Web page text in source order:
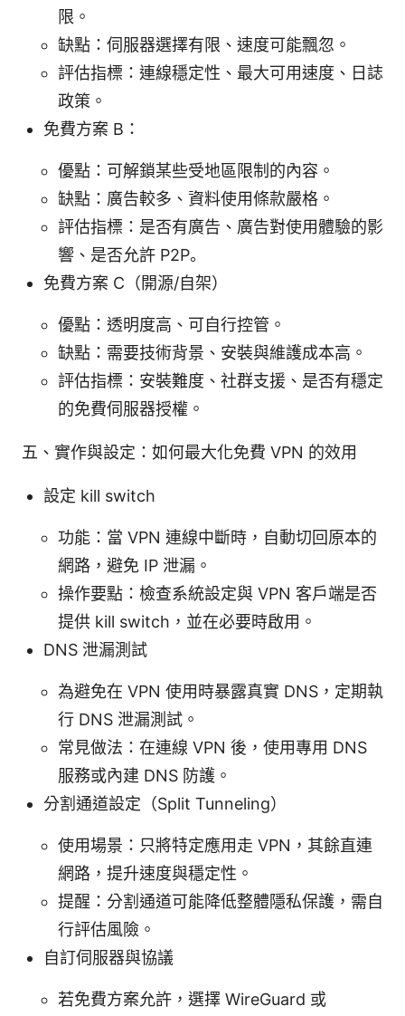
限。
缺點：伺服器選擇有限、速度可能飄忽。
評估指標：連線穩定性、最大可用速度、日誌
政策。
免費方案 B：
優點：可解鎖某些受地區限制的內容。
缺點：廣告較多、資料使用條款嚴格。
評估指標：是否有廣告、廣告對使用體驗的影
響、是否允許 P2P。
免費方案 C（開源/自架）
優點：透明度高、可自行控管。
缺點：需要技術背景、安裝與維護成本高。
評估指標：安裝難度、社群支援、是否有穩定
的免費伺服器授權。
五、實作與設定：如何最大化免費 VPN 的效用
設定 kill switch
功能：當 VPN 連線中斷時，自動切回原本的
網路，避免 IP 泄漏。
操作要點：檢查系統設定與 VPN 客戶端是否
提供 kill switch，並在必要時啟用。
DNS 泄漏測試
為避免在 VPN 使用時暴露真實 DNS，定期執
行 DNS 泄漏測試。
常見做法：在連線 VPN 後，使用專用 DNS
服務或內建 DNS 防護。
分割通道設定（Split Tunneling）
使用場景：只將特定應用走 VPN，其餘直連
網路，提升速度與穩定性。
提醒：分割通道可能降低整體隱私保護，需自
行評估風險。
自訂伺服器與協議
若免費方案允許，選擇 WireGuard 或